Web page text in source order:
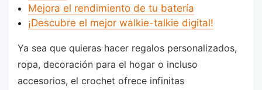
Mejora el rendimiento de tu batería
¡Descubre el mejor walkie-talkie digital!
Ya sea que quieras hacer regalos personalizados,
ropa, decoración para el hogar o incluso
accesorios, el crochet ofrece infinitas